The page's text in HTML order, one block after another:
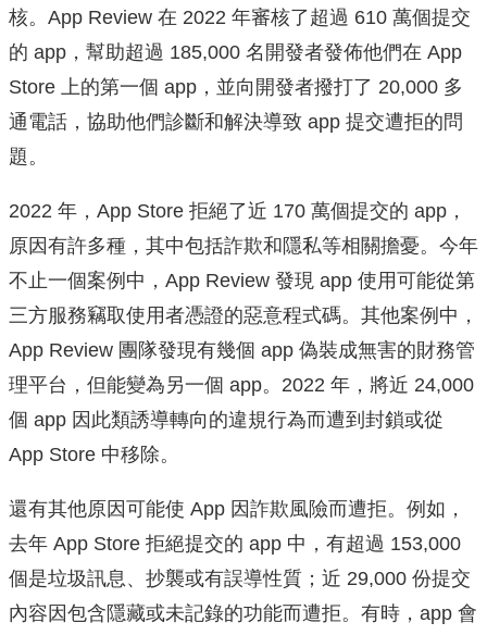
核。App Review 在 2022 年審核了超過 610 萬個提交
的 app，幫助超過 185,000 名開發者發佈他們在 App
Store 上的第一個 app，並向開發者撥打了 20,000 多
通電話，協助他們診斷和解決導致 app 提交遭拒的問
題。
2022 年，App Store 拒絕了近 170 萬個提交的 app，
原因有許多種，其中包括詐欺和隱私等相關擔憂。今年
不止一個案例中，App Review 發現 app 使用可能從第
三方服務竊取使用者憑證的惡意程式碼。其他案例中，
App Review 團隊發現有幾個 app 偽裝成無害的財務管
理平台，但能變為另一個 app。2022 年，將近 24,000
個 app 因此類誘導轉向的違規行為而遭到封鎖或從
App Store 中移除。
還有其他原因可能使 App 因詐欺風險而遭拒。例如，
去年 App Store 拒絕提交的 app 中，有超過 153,000
個是垃圾訊息、抄襲或有誤導性質；近 29,000 份提交
內容因包含隱藏或未記錄的功能而遭拒。有時，app 會